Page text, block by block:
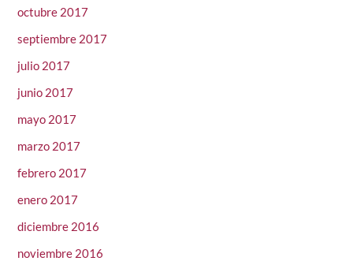
octubre 2017
septiembre 2017
julio 2017
junio 2017
mayo 2017
marzo 2017
febrero 2017
enero 2017
diciembre 2016
noviembre 2016